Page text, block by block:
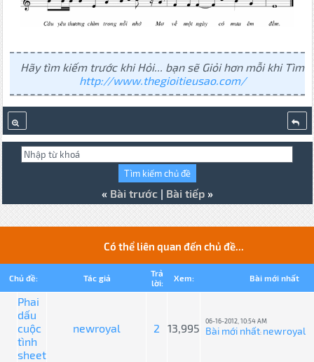
Hãy tìm kiếm trước khi Hỏi... bạn sẽ Giỏi hơn mỗi khi Tìm
http://www.thegioitieusao.com/
« Bài trước| Bài tiếp»
Có thể liên quan đến chủ đề...
Chủ đề: Tác giả
Trả
lời:
Xem: Bài mới nhất
Phai
dấu
cuộc
tình
sheet
newroyal 2 13,995
06-16-2012, 10:54 AM
Bài mới nhất: newroyal